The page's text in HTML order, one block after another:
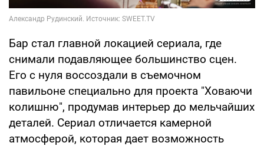
Бар стал главной локацией сериала, где
снимали подавляющее большинство сцен.
Его с нуля воссоздали в съемочном
павильоне специально для проекта "Ховаючи
колишню", продумав интерьер до мельчайших
деталей. Сериал отличается камерной
атмосферой, которая дает возможность